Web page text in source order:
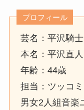
プロフィール
芸名：平沢騎
本名：平沢直人
年齢：44歳
担当：ツッコ
男女2人組音楽